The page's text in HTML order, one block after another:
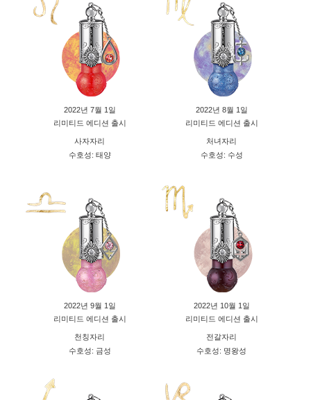
2022년 7월 1일
리미티드 에디션 출시
사자자리
수호성: 태양
2022년 8월 1일
리미티드 에디션 출시
처녀자리
수호성: 수성
2022년 9월 1일
리미티드 에디션 출시
천칭자리
수호성: 금성
2022년 10월 1일
리미티드 에디션 출시
전갈자리
수호성: 명왕성